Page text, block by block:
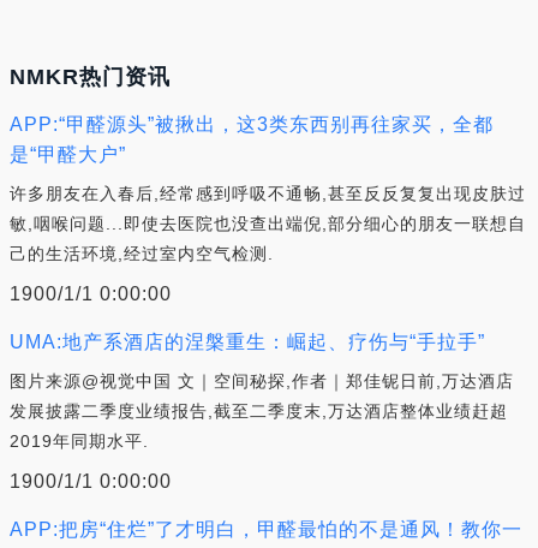
NMKR热门资讯
APP:“甲醛源头”被揪出，这3类东西别再往家买，全都
是“甲醛大户”
许多朋友在入春后,经常感到呼吸不通畅,甚至反反复复出现皮肤过
敏,咽喉问题...即使去医院也没查出端倪,部分细心的朋友一联想自
己的生活环境,经过室内空气检测.
1900/1/1 0:00:00
UMA:地产系酒店的涅槃重生：崛起、疗伤与“手拉手”
图片来源@视觉中国 文｜空间秘探,作者｜郑佳铌日前,万达酒店
发展披露二季度业绩报告,截至二季度末,万达酒店整体业绩赶超
2019年同期水平.
1900/1/1 0:00:00
APP:把房“住烂”了才明白，甲醛最怕的不是通风！教你一